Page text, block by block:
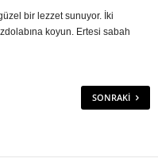
bir lezzet sunuyor. İki
koyun. Ertesi sabah
SONRAKI